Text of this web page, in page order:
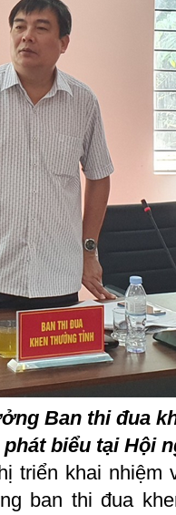
Ban thi đua
phát biểu tại Hội
triển khai nhiệm
ban thi đua